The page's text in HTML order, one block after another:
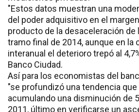
"Estos datos muestran una
del poder adquisitivo en el
producto de la desaceleración de
tramo final de 2014, aunque en la
interanual el deterioro trepó al
Banco Ciudad.
Así para los economistas del
"se profundizó una tendencia que
acumulando una disminución de
2011, último en verificarse un